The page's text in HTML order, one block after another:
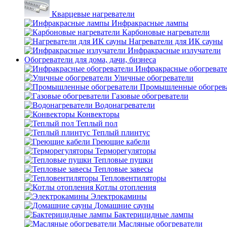
Кварцевые нагреватели
Инфракрасные лампы
Карбоновые нагреватели
Нагреватели для ИК сауны
Инфракрасные излучатели
Обогреватели для дома, дачи, бизнеса
Инфракрасные
Уличные обогреватели
Промышленные
Газовые обогреватели
Водонагреватели
Конвекторы
Теплый пол
Теплый плинтус
Греющие кабели
Терморегуляторы
Тепловые пушки
Тепловые завесы
Тепловентиляторы
Котлы отопления
Электрокамины
Домашние сауны
Бактерицидные лампы
Масляные обогреватели